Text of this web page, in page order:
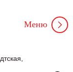
Меню